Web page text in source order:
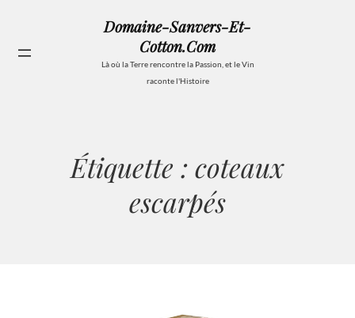
contenu
Domaine-Sanvers-Et-
Cotton.com
Là où la Terre rencontre la Passion, et le Vin
raconte l'Histoire
Étiquette : coteaux
escarpés